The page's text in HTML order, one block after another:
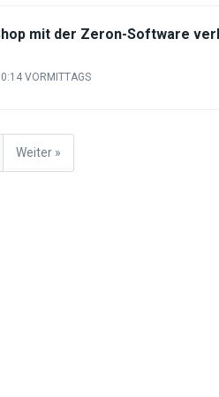
mit der Zeron-Software
VORMITTAGS
Weiter »